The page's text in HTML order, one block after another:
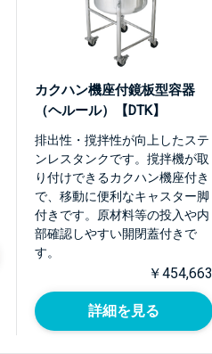
カクハン機座付鏡板型容器
（ヘルール）【DTK】
排出性・撹拌性が向上したステ
ンレスタンクです。撹拌機が取
り付けできるカクハン機座付き
で、移動に便利なキャスター脚
付きです。原材料等の投入や内
部確認しやすい開閉蓋付きで
す。
￥454,663
詳細を見る